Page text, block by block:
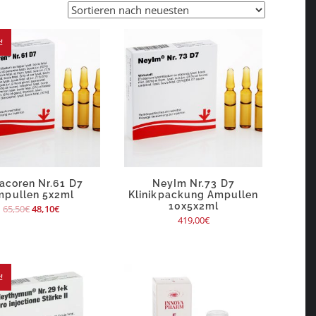
Nr.61 D7
5x2ml
65,50€48,10€
NeyIm Nr.73 D7
Klinikpackung Ampullen
10x5x2ml
419,00€